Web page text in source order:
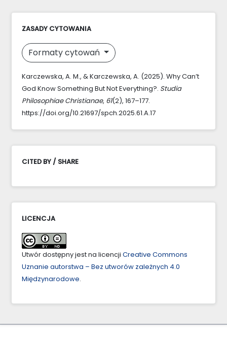
ZASADY CYTOWANIA
Formaty cytowań
Karczewska, A. M., & Karczewska, A. (2025). Why Can’t
God Know Something But Not Everything?. Studia
Philosophiae Christianae, 61(2), 167–177.
https://doi.org/10.21697/spch.2025.61.A.17
CITED BY / SHARE
LICENCJA
Utwór dostępny jest na licencji Creative Commons
Uznanie autorstwa – Bez utworów zależnych 4.0
Międzynarodowe.